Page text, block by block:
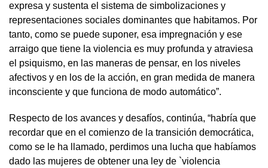
expresa y sustenta el sistema de simbolizaciones y
representaciones sociales dominantes que habitamos. Por
tanto, como se puede suponer, esa impregnación y ese
arraigo que tiene la violencia es muy profunda y atraviesa
el psiquismo, en las maneras de pensar, en los niveles
afectivos y en los de la acción, en gran medida de manera
inconsciente y que funciona de modo automático”.
Respecto de los avances y desafíos, continúa, “habría que
recordar que en el comienzo de la transición democrática,
como se le ha llamado, perdimos una lucha que habíamos
dado las mujeres de obtener una ley de `violencia